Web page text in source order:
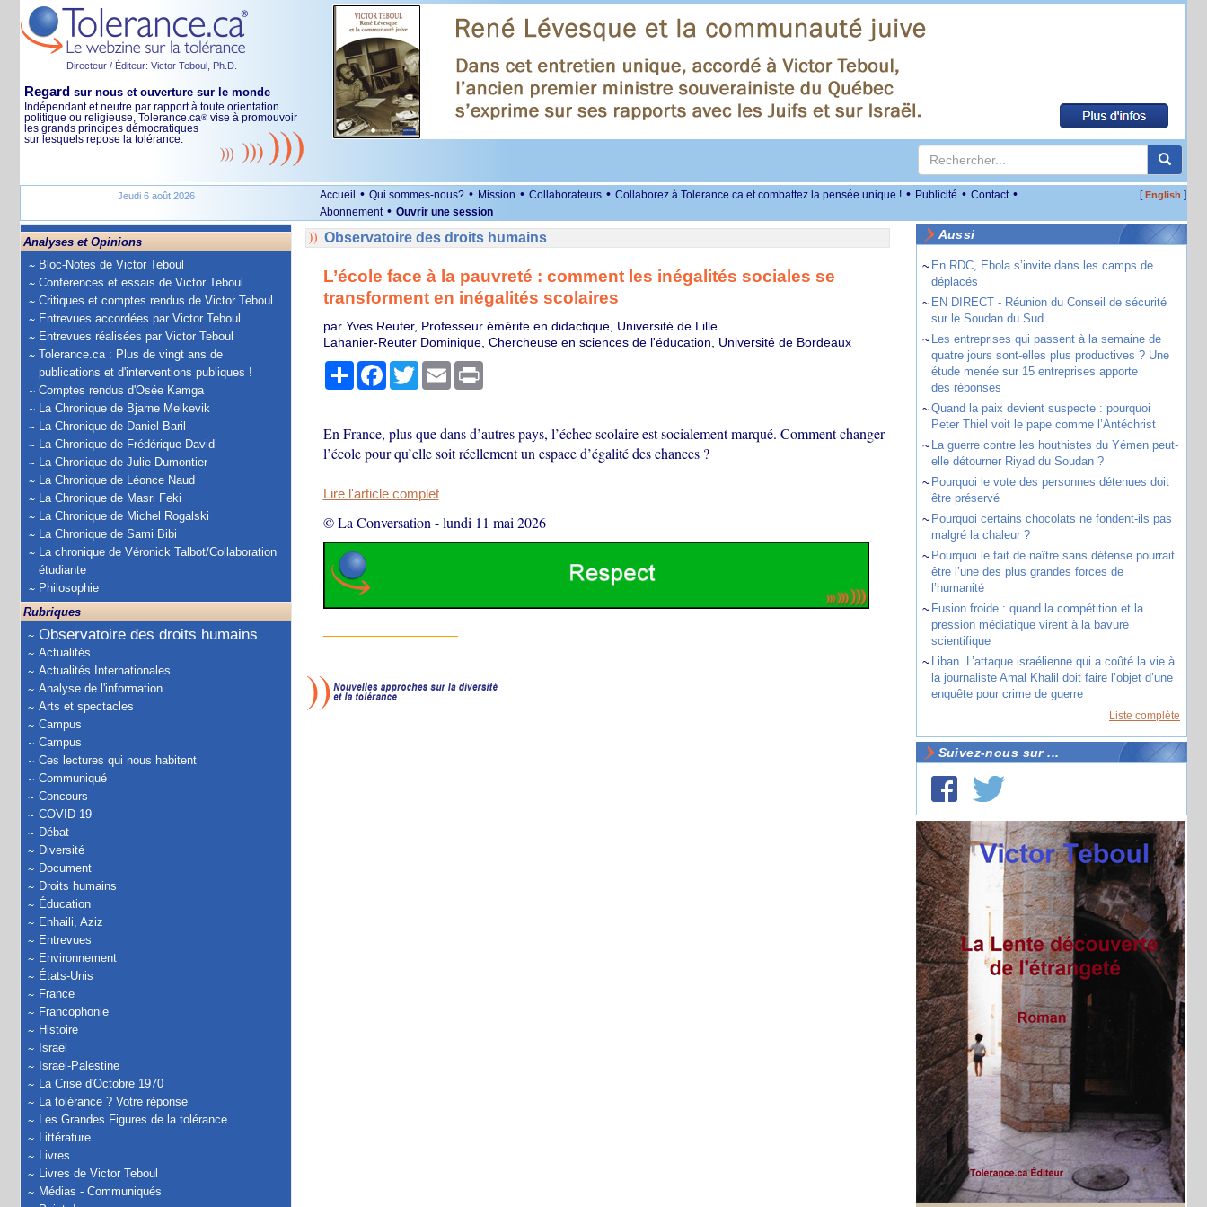
Directeur / Éditeur: Victor Teboul, Ph.D.
Regard sur nous et ouverture sur le monde
Indépendant et neutre par rapport à toute orientation
politique ou religieuse, Tolerance.ca® vise à promouvoir
les grands principes démocratiques
sur lesquels repose la tolérance.
Jeudi 6 août 2026 Accueil • Qui sommes-nous? • Mission • Collaborateurs • Collaborez à Tolerance.ca et combattez la pensée unique ! • Publicité • Contact •
Abonnement • Ouvrir une session
[English ]
Analyses et Opinions
Bloc-Notes de Victor Teboul
Conférences et essais de Victor Teboul
Critiques et comptes rendus de Victor Teboul
Entrevues accordées par Victor Teboul
Entrevues réalisées par Victor Teboul
Tolerance.ca : Plus de vingt ans de
publications et d'interventions publiques !
Comptes rendus d'Osée Kamga
La Chronique de Bjarne Melkevik
La Chronique de Daniel Baril
La Chronique de Frédérique David
La Chronique de Julie Dumontier
La Chronique de Léonce Naud
La Chronique de Masri Feki
La Chronique de Michel Rogalski
La Chronique de Sami Bibi
La chronique de Véronick Talbot/Collaboration
étudiante
Philosophie
Rubriques
Observatoire des droits humains
Actualités
Actualités Internationales
Analyse de l'information
Arts et spectacles
Campus
Campus
Ces lectures qui nous habitent
Communiqué
Concours
COVID-19
Débat
Diversité
Document
Droits humains
Éducation
Enhaili, Aziz
Entrevues
Environnement
États-Unis
France
Francophonie
Histoire
Israël
Israël-Palestine
La Crise d'Octobre 1970
La tolérance ? Votre réponse
Les Grandes Figures de la tolérance
Littérature
Livres
Livres de Victor Teboul
Médias - Communiqués
Observatoire des droits humains
L’école face à la pauvreté : comment les inégalités sociales se
transforment en inégalités scolaires
par Yves Reuter, Professeur émérite en didactique, Université de Lille
Lahanier-Reuter Dominique, Chercheuse en sciences de l'éducation, Université de Bordeaux
PartagerFacebook
TwitterEmail Print
En France, plus que dans d’autres pays, l’échec scolaire est socialement marqué. Comment changer
l’école pour qu’elle soit réellement un espace d’égalité des chances ?
Lire l'article complet
© La Conversation -lundi 11 mai 2026
Aussi
~ En RDC, Ebola s’invite dans les camps de
déplacés
~ EN DIRECT - Réunion du Conseil de sécurité
sur le Soudan du Sud
~ Les entreprises qui passent à la semaine de
quatre jours sont-elles plus productives ? Une
étude menée sur 15 entreprises apporte
des réponses
~Quand la paix devient suspecte : pourquoi
Peter Thiel voit le pape comme l’Antéchrist
~ La guerre contre les houthistes du Yémen peut-
elle détourner Riyad du Soudan ?
~ Pourquoi le vote des personnes détenues doit
être préservé
~ Pourquoi certains chocolats ne fondent-ils pas
malgré la chaleur ?
~ Pourquoi le fait de naître sans défense pourrait
être l’une des plus grandes forces de
l’humanité
~ Fusion froide : quand la compétition et la
pression médiatique virent à la bavure
scientifique
~ Liban. L’attaque israélienne qui a coûté la vie à
la journaliste Amal Khalil doit faire l’objet d’une
enquête pour crime de guerre
Liste complète
Suivez-nous sur ...